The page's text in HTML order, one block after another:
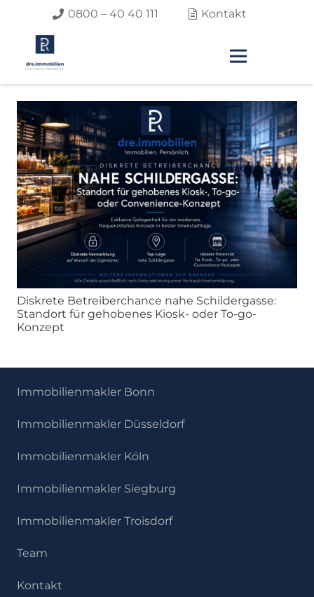
0800 – 40 40 111 Kontakt
Diskrete Betreiberchance nahe Schildergasse:
Standort für gehobenes Kiosk- oder To-go-
Konzept
Immobilienmakler Bonn
Immobilienmakler Düsseldorf
Immobilienmakler Köln
Immobilienmakler Siegburg
Immobilienmakler Troisdorf
Team
Kontakt